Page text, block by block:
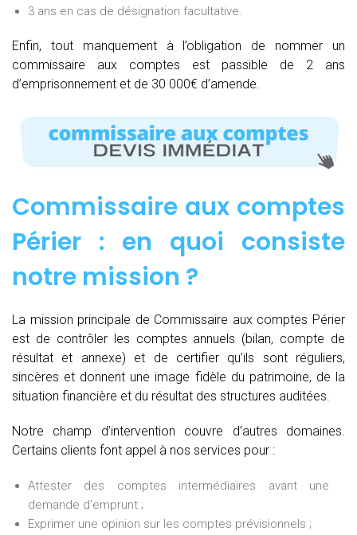
3 ans en cas de désignation facultative.
Enfin, tout manquement à l’obligation de nommer un
commissaire aux comptes est passible de 2 ans
d’emprisonnement et de 30 000€ d’amende.
Commissaire aux comptes
Périer : en quoi consiste
notre mission ?
La mission principale de Commissaire aux comptes Périer
est de contrôler les comptes annuels (bilan, compte de
résultat et annexe) et de certifier qu’ils sont réguliers,
sincères et donnent une image fidèle du patrimoine, de la
situation financière et du résultat des structures auditées.
Notre champ d’intervention couvre d’autres domaines.
Certains clients font appel à nos services pour :
Attester des comptes intermédiaires avant une
demande d’emprunt ;
Exprimer une opinion sur les comptes prévisionnels ;